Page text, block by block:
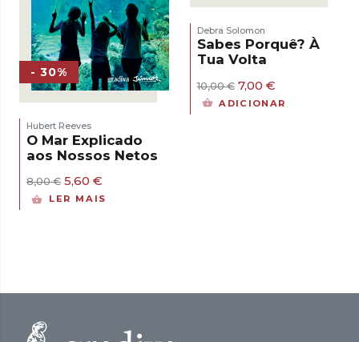
- 30%
Hubert Reeves
O Mar Explicado
aos Nossos Netos
8,00€ O
preço
5,60 €
preço
LER MAIS
Debra Solomon
Sabes Porquê? À
Tua Volta
10,00€ O
preço
original
7,00 €O
preço
atual
ADICIONAR